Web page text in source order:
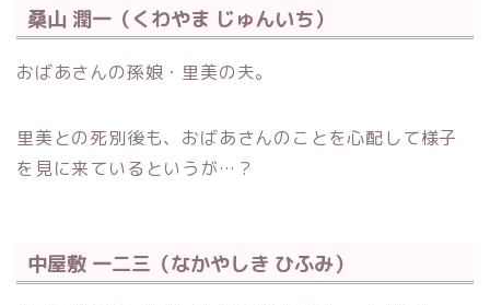
桑山 潤一（くわやま じゅんいち）
おばあさんの孫娘・里美の夫。
里美との死別後も、おばあさんのことを心配して様子
を見に来ているというが…？
中屋敷 一二三（なかやしき ひふみ）